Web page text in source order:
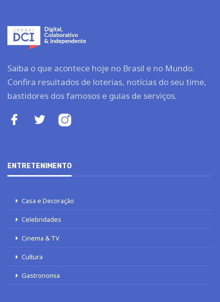
Saiba o que acontece hoje no Brasil e no Mundo.
Confira resultados de loterias, notícias do seu time,
bastidores dos famosos e guias de serviços.
ENTRETENIMENTO
Casa e Decoração
Celebridades
Cinema & TV
Cultura
Gastronomia